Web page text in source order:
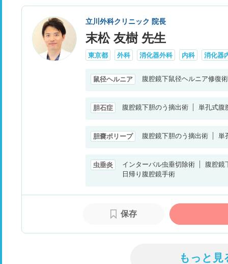
立川外科クリニック 院長
末松 友樹 先生
東京都 外科 消化器外科 内科 消化器
鼠径ヘルニア 腹腔鏡下鼠径ヘルニア修復術
胆石症 腹腔鏡下胆のう摘出術 単孔式腹
胆嚢ポリープ 腹腔鏡下胆のう摘出術 単
虫垂炎 インターバル虫垂切除術
腹腔鏡
日帰り腹腔鏡手術
保存
もっと見